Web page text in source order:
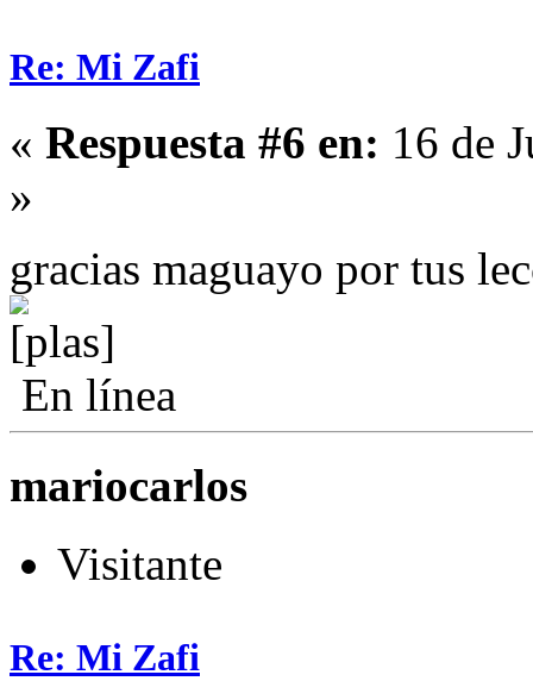
Re: Mi Zafi
« Respuesta #6 en: 16 de
»
gracias maguayo por tus
En línea
mariocarlos
Visitante
Re: Mi Zafi